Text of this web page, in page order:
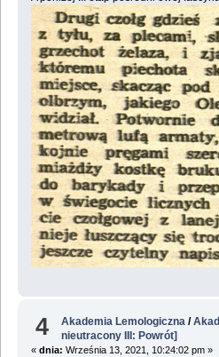
4 Akademia Lemologiczna /
nieutracony III: Powrót]
« dnia: Września 13, 2021, 10:24:02 pm »